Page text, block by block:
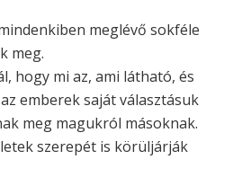
meglévő sokféle
meg.
hogy mi az, ami látható, és
emberek saját választásuk
meg magukról másoknak.
szerepét is körüljárják